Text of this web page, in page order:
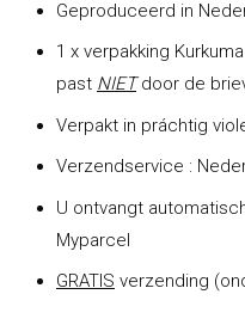
Geproduceerd in
1 x verpakking
past NIETdoor de
Verpakt in práchtig
Verzendservice :
U ontvangt
Myparcel
GRATIS verzending